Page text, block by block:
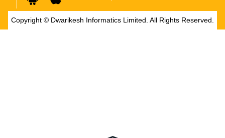
Copyright © Dwarikesh Informatics Limited. All Rights Reserved.